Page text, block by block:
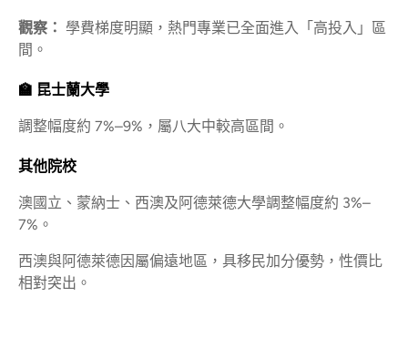
觀察： 學費梯度明顯，熱門專業已全面進入「高投入」區
間。
🏫 昆士蘭大學
調整幅度約 7%–9%，屬八大中較高區間。
其他院校
澳國立、蒙納士、西澳及阿德萊德大學調整幅度約 3%–
7%。
西澳與阿德萊德因屬偏遠地區，具移民加分優勢，性價比
相對突出。